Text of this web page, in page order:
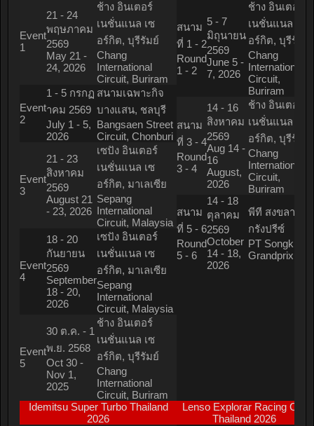
Event
1
21 - 24
พฤษภาคม
2569
May 21 -
24, 2026
ช้าง อินเตอร์
เนชั่นแนล เซ
อร์กิต, บุรีรัมย์
Chang
International
Circuit, Buriram
Event
2
1 - 5 กรกฏ
าคม 2569
July 1 - 5,
2026
สนามเฉพาะกิจ
บางแสน, ชลบุรี
Bangsaen Street
Circuit, Chonburi
Event
3
21 - 23
สิงหาคม
2569
August 21
- 23, 2026
เซปัง อินเตอร์
เนชั่นแนล เซ
อร์กิต, มาเลเซีย
Sepang
International
Circuit, Malaysia
Event
4
18 - 20
กันยายน
2569
September
18 - 20,
2026
เซปัง อินเตอร์
เนชั่นแนล เซ
อร์กิต, มาเลเซีย
Sepang
International
Circuit, Malaysia
Event
5
30 ต.ค. - 1
พ.ย. 2568
Oct 30 -
Nov 1,
2025
ช้าง อินเตอร์
เนชั่นแนล เซ
อร์กิต, บุรีรัมย์
Chang
International
Circuit, Buriram
สนาม
ที่ 1 - 2
Round
1 - 2
5 - 7
มิถุนายน
2569
June 5 -
7, 2026
ช้าง อินเตอร์
เนชั่นแนล เซ
อร์กิต, บุรีรัมย์
Chang
International
Circuit,
Buriram
สนาม
ที่ 3 - 4
Round
3 - 4
14 - 16
สิงหาคม
2569
Aug 14 -
16
August,
2026
ช้าง อินเตอร์
เนชั่นแนล เซ
อร์กิต, บุรีรัมย์
Chang
International
Circuit,
Buriram
สนาม
ที่ 5 - 6
Round
5 - 6
14 - 18
ตุลาคม
2569
October
14 - 18,
2026
พีที สงขลา
กรังปรีซ์
PT Songkhla
Grandprix
Idemitsu Super Turbo Thailand
2026
Lenso Explorar Racing Car
Thailand 2026